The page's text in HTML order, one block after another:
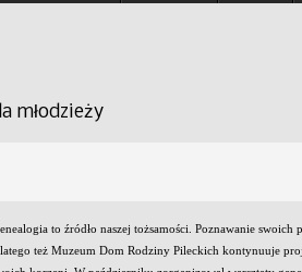
młodzieży
to źródło naszej tożsamości. Poznawanie
też Muzeum Dom Rodziny Pileckich kontynuuje